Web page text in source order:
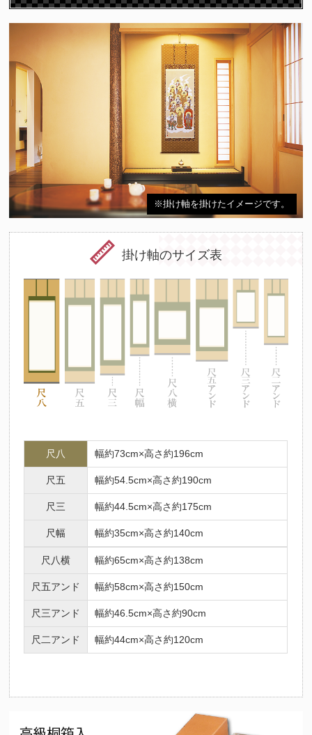
※掛け軸を掛けたイメージです。
掛け軸のサイズ表
尺八 幅約73cm×高さ約196cm
尺五 幅約54.5cm×高さ約190cm
尺三 幅約44.5cm×高さ約175cm
尺幅 幅約35cm×高さ約140cm
尺八横 幅約65cm×高さ約138cm
尺五アンド 幅約58cm×高さ約150cm
尺三アンド 幅約46.5cm×高さ約90cm
尺二アンド 幅約44cm×高さ約120cm